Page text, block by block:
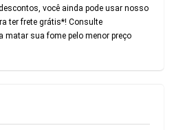
você ainda pode usar nosso
ter frete grátis*! Consulte
matar sua fome pelo menor preço